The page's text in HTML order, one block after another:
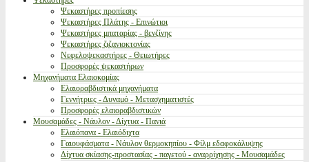
Ψεκαστήρες προπίεσης
Ψεκαστήρες Πλάτης - Επινώτιοι
Ψεκαστήρες μπαταρίας - βενζίνης
Ψεκαστήρες ζιζανιοκτονίας
Νεφελοψεκαστήρες - Θειωτήρες
Προσφορές ψεκαστήρων
Μηχανήματα Ελαιοκομίας
Ελαιοραβδιστικά μηχανήματα
Γεννήτριες - Δυναμό - Μετασχηματιστές
Προσφορές ελαιοραβδιστικών
Μουσαμάδες - Νάυλον - Δίχτυα - Πανιά
Ελαιόπανα - Ελαιόδιχτα
Γαιουφάσματα - Νάυλον θερμοκηπίου - Φίλμ εδαφοκάλυψης
Δίχτυα σκίασης-προστασίας - παγετού - αναρρίχησης - Μουσαμάδες